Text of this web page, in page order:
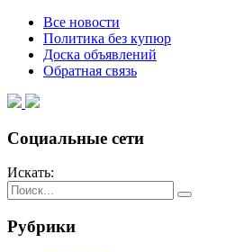
Все новости
Политика без купюр
Доска объявлений
Обратная связь
Социальные сети
Искать:
Рубрики